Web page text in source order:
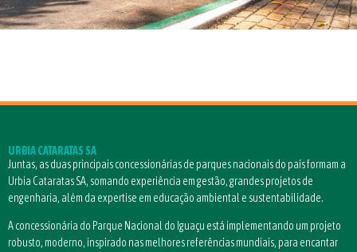
URBIA CATARATAS SA
Juntas, as duas principais concessionárias de parques nacionais do país formam a
Urbia Cataratas SA, somando experiência em gestão, grandes projetos de
engenharia, além da expertise em educação ambiental e sustentabilidade.
A concessionária do Parque Nacional do Iguaçu está implementando um projeto
robusto, moderno, inspirado nas melhores referências mundiais, para encantar